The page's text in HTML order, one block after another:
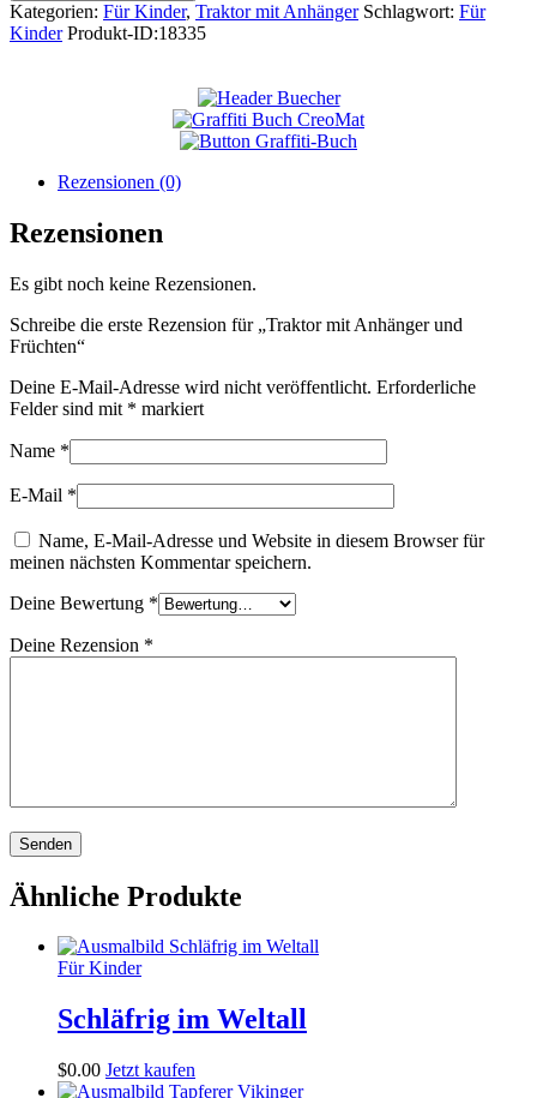
Kategorien: Für Kinder, Traktor mit Anhänger Schlagwort: Für
Kinder Produkt-ID:18335
Rezensionen (0)
Rezensionen
Es gibt noch keine Rezensionen.
Schreibe die erste Rezension für „Traktor mit Anhänger und
Früchten“
Deine E-Mail-Adresse wird nicht veröffentlicht. Erforderliche
Felder sind mit * markiert
Name *
E-Mail *
Name, E-Mail-Adresse und Website in diesem Browser für
meinen nächsten Kommentar speichern.
Deine Bewertung *
Deine Rezension *
Ähnliche Produkte
Für Kinder
Schläfrig im Weltall
$0.00 Jetzt kaufen